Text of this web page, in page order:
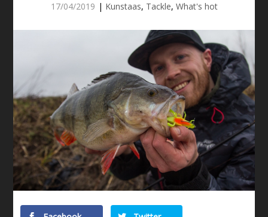
17/04/2019 | Kunstaas, Tackle, What's hot